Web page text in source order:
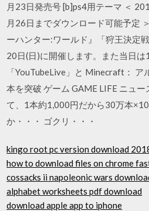
月23日発売号 [b]ps4用テーマ ＜
月26日までダウンロード可能予定
ーハンター:ワールド』「狩王決定
20日(日)に開催します。また当日は
「YouTubeLive」と Minecraft：
本を突破 ゲーム GAME LIFE ニュー
て、1本約1,000円だから30万本
か・・・ ゴクリ・・・
kingo root pc version download
how to download files on chrome
cossacks ii napoleonic wars
alphabet worksheets pdf download
download apple app to iphone